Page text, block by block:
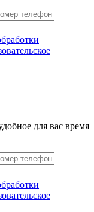
для вас время